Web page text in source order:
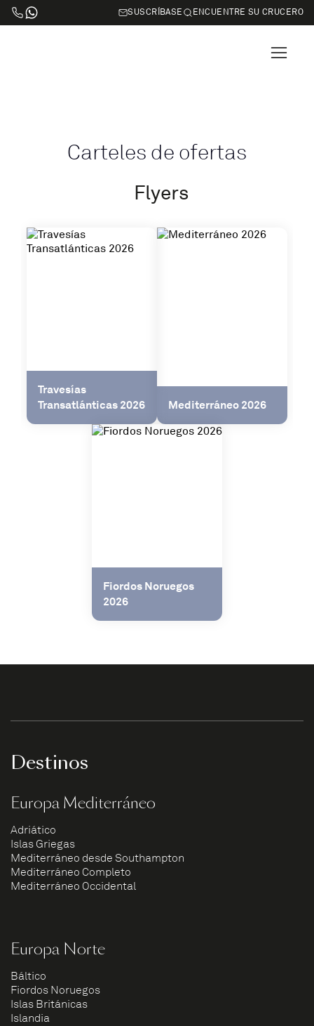
SUSCRÍBASE ENCUENTRE SU CRUCERO
Carteles de ofertas
Flyers
Travesías
Transatlánticas 2026
Mediterráneo 2026
Fiordos Noruegos
2026
Destinos
Europa Mediterráneo
Adriático
Islas Griegas
Mediterráneo desde Southampton
Mediterráneo Completo
Mediterráneo Occidental
Europa Norte
Báltico
Fiordos Noruegos
Islas Británicas
Islandia